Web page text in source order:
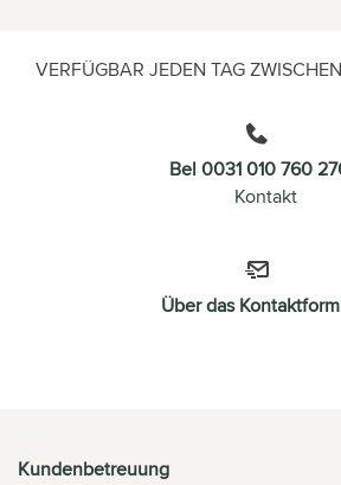
VERFÜGBAR JEDEN TAG
Bel 0031 010 760
Kontakt
Über das
Kundenbetreuung